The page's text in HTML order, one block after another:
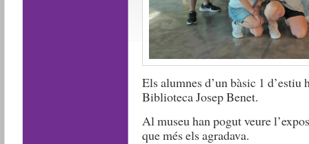
Els alumnes d’un bàsic 1
Biblioteca Josep Benet.
Al museu han pogut veure
que més els agradava.